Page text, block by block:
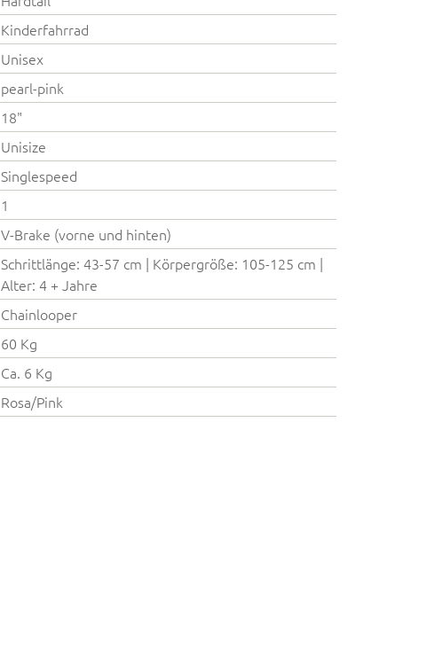
Kinderfahrrad
Unisex
pearl-pink
18"
Unisize
Singlespeed
1
V-Brake (vorne und hinten)
Schrittlänge: 43-57 cm | Körpergröße: 105-125 cm |
Alter: 4 + Jahre
Chainlooper
60 Kg
Ca. 6 Kg
Rosa/Pink